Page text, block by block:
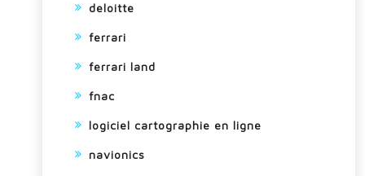
deloitte
ferrari
ferrari land
fnac
logiciel cartographie en ligne
navionics